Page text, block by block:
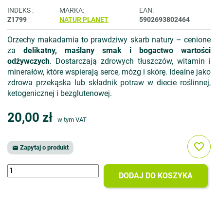
INDEKS
Z1799
MARKA
NATUR PLANET
EAN
5902693802464
Orzechy makadamia to prawdziwy skarb natury – cenione
za delikatny, maślany smak i bogactwo wartości
odżywczych. Dostarczają zdrowych tłuszczów, witamin i
minerałów, które wspierają serce, mózg i skórę. Idealne jako
zdrowa przekąska lub składnik potraw w diecie roślinnej,
ketogenicznej i bezglutenowej.
20,00 zł w tym VAT
 Zapytaj o produkt
DODAJ DO KOSZYKA
favorite_border